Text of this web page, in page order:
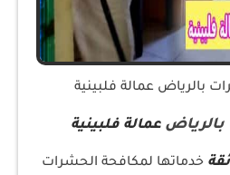
بالرياض عمالة فلبينية
عمالة فلبينية
خدماتها لمكافحة الحشرات